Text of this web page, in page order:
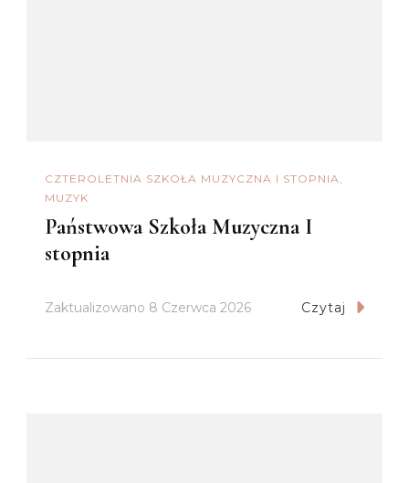
CZTEROLETNIA SZKOŁA MUZYCZNA I STOPNIA
MUZYK
Państwowa Szkoła Muzyczna I
stopnia
Zaktualizowano 8 Czerwca 2026 Czytaj